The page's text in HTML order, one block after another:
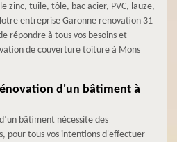
zinc, tuile, tôle, bac acier, PVC, lauze,
entreprise Garonne renovation 31
répondre à tous vos besoins et
de couverture toiture à Mons
d'un bâtiment à
bâtiment nécessite des
pour tous vos intentions d'effectuer